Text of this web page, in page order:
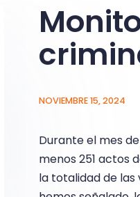
NOVIEMBRE 15, 2024
Durante el mes
menos 251 actos
la totalidad de las